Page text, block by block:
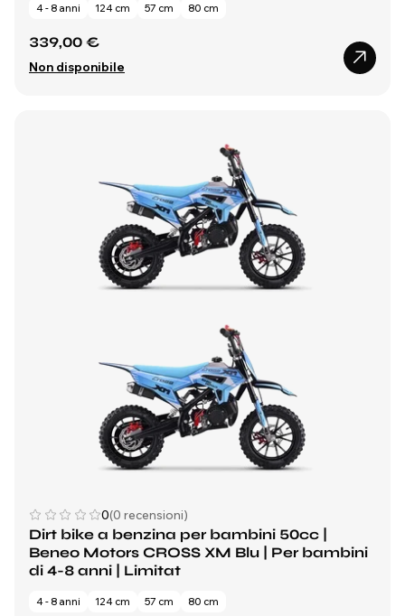
4 - 8 anni 124 cm 57 cm 80 cm
339,00 €
Non disponibile
0(0 recensioni)
Dirt bike a benzina per bambini 50cc |
Beneo Motors CROSS XM Blu | Per bambini
di 4-8 anni | Limitat
4 - 8 anni 124 cm 57 cm 80 cm